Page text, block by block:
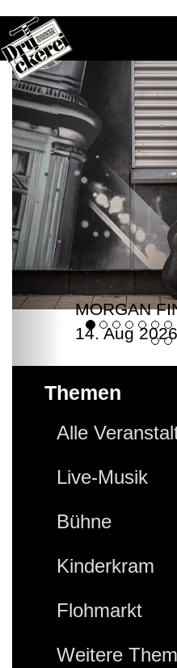
MORGAN
14. Aug 2026
Themen
Alle
Live-Musik
Bühne
Kinderkram
Flohmarkt
Weitere